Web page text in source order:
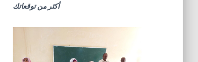
أكثر من توقعاتك